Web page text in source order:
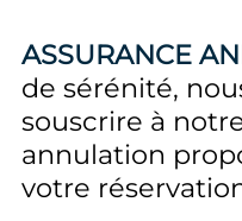
ASSURANCE
de sérénité,
souscrire à
annulation
votre